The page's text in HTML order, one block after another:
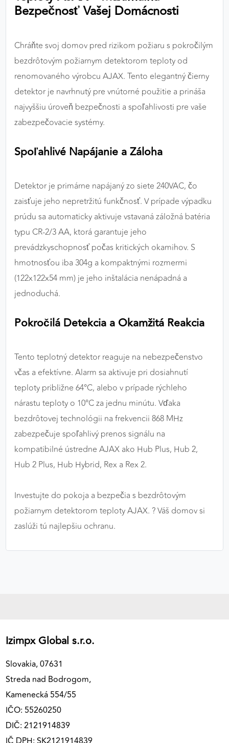
Bezpečnosť Vašej Domácnosti
Chráňte svoj domov pred rizikom požiaru s pokročilým
bezdrôtovým požiarnym detektorom teploty od
renomovaného výrobcu AJAX. Tento elegantný čierny
detektor je navrhnutý pre vnútorné použitie a prináša
najvyššiu úroveň bezpečnosti a spoľahlivosti pre vaše
zabezpečovacie systémy.
Spoľahlivé Napájanie a Záloha
Detektor je primárne napájaný zo siete 240VAC, čo
zaisťuje jeho nepretržitú funkčnosť. V prípade výpadku
prúdu sa automaticky aktivuje vstavaná záložná batéria
typu CR-2/3 AA, ktorá garantuje jeho
prevádzkyschopnosť počas kritických okamihov. S
hmotnosťou iba 304g a kompaktnými rozmermi
(122x122x54 mm) je jeho inštalácia nenápadná a
jednoduchá.
Pokročilá Detekcia a Okamžitá Reakcia
Tento teplotný detektor reaguje na nebezpečenstvo
včas a efektívne. Alarm sa aktivuje pri dosiahnutí
teploty približne 64°C, alebo v prípade rýchleho
nárastu teploty o 10°C za jednu minútu. Vďaka
bezdrôtovej technológii na frekvencii 868 MHz
zabezpečuje spoľahlivý prenos signálu na
kompatibilné ústredne AJAX ako Hub Plus, Hub 2,
Hub 2 Plus, Hub Hybrid, Rex a Rex 2.
Investujte do pokoja a bezpečia s bezdrôtovým
požiarnym detektorom teploty AJAX. ?️ Váš domov si
zaslúži tú najlepšiu ochranu.
Izimpx Global s.r.o.
Slovakia, 07631
Streda nad Bodrogom,
Kamenecká 554/55
IČO: 55260250
DIČ: 2121914839
výkon a funkčnosť našich stránok.
MARKETINGOVÉ COOKIES
Marketingové cookies sa používajú na sledovanie
správania používateľov naprieč webovými
zobrazovať cielenú a relevantnú reklamu, a to na
našom webe aj v reklamných sieťach tretích strán.
Google Ads
Poskytovateľ: Google